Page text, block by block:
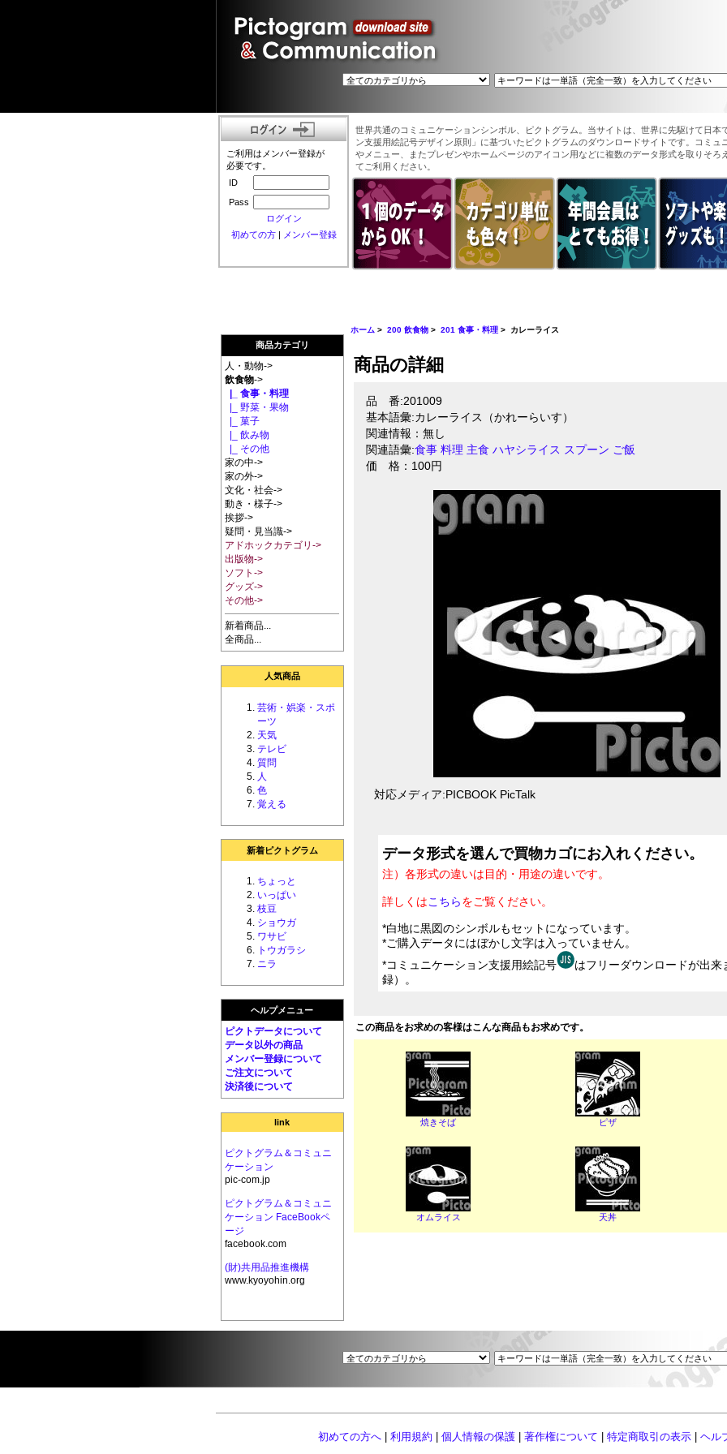
ご利用はメンバー登録が
必要です。
ID
Pass
ログイン
初めての方| メンバー登録
世界共通のコミュニケーションシンボル、ピクトグラム。当サイトは、世界に先駆けて日本
ン支援用絵記号デザイン原則」に基づいたピクトグラムのダウンロードサイトです。コミュ
やメニュー、またプレゼンやホームページのアイコン用などに複数のデータ形式を取りそろ
てご利用ください。
商品カテゴリ
人・動物->
飲食物->
|_ 食事・料理
|_ 野菜・果物
|_ 菓子
|_ 飲み物
|_ その他
家の中->
家の外->
文化・社会->
動き・様子->
挨拶->
疑問・見当識->
アドホックカテゴリ->
出版物->
ソフト->
グッズ->
その他->
新着商品...
全商品...
人気商品
芸術・娯楽・スポ
ーツ
天気
テレビ
質問
人
色
覚える
新着ピクトグラム
ちょっと
いっぱい
枝豆
ショウガ
ワサビ
トウガラシ
ニラ
ヘルプメニュー
ピクトデータについて
データ以外の商品
メンバー登録について
ご注文について
決済後について
link
ピクトグラム＆コミュニ
ケーション
pic-com.jp
ピクトグラム＆コミュニ
ケーション FaceBookペ
ージ
facebook.com
(財)共用品推進機構
www.kyoyohin.org
ホーム >200 飲食物 >201 食事・料理 > カレーライス
商品の詳細
品 番:201009
基本語彙:カレーライス（かれーらいす）
関連情報：無し
関連語彙:食事 料理 主食 ハヤシライス スプーン ご飯
価 格：100円
対応メディア:PICBOOK PicTalk
データ形式を選んで買物カゴにお入れください。
注）各形式の違いは目的・用途の違いです。
詳しくはこちらをご覧ください。
*白地に黒図のシンボルもセットになっています。
*ご購入データにはぼかし文字は入っていません。
*コミュニケーション支援用絵記号
はフリーダウンロードが出来
録）。
この商品をお求めの客様はこんな商品もお求めです。
焼きそば ピザ
オムライス 天丼
初めての方へ 利用規約 個人情報の保護 著作権について 特定商取引の表示 ヘル